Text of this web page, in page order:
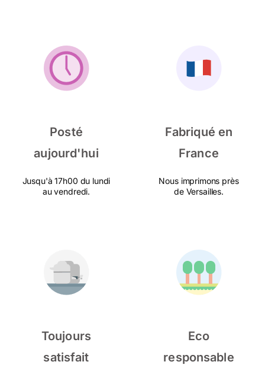
Posté
aujourd'hui
Jusqu'à 17h00 du lundi
au vendredi.
Fabriqué en
France
Nous imprimons près
de Versailles.
Toujours
satisfait
Eco
responsable